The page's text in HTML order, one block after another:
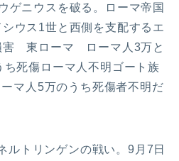
ゲニウスを破る。ローマ帝国
ウス1世と西側を支配するエ
害 東ローマ ローマ人3万と
死傷ローマ人不明ゴート族
人5万のうち死傷者不明だ
ルトリンゲンの戦い。9月7日